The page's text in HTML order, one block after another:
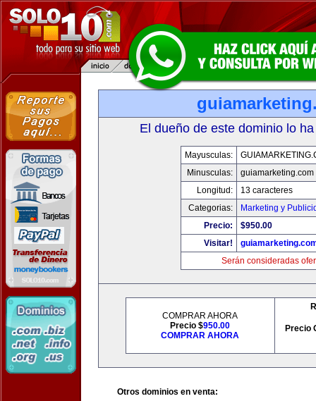
El dueño de este dominio lo
Mayusculas:
Minusculas:
guiamarketing.com
Longitud:
13 caracteres
Categorias:
Marketing y
Precio:
$950.00
Visitar!
Serán consideradas
COMPRAR AHORA
Precio $950.00
COMPRAR AHORA
Precio
Otros dominios en venta: